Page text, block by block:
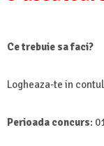
Ce trebuie sa faci?
Logheaza-te in
Perioada concurs: